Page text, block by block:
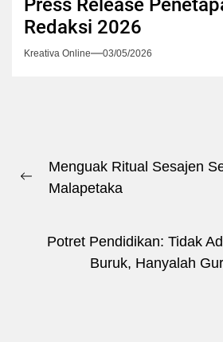
Press Release
Redaksi 2026
Kreativa Online 03/05/2026
pos
Previous
Menguak Ritual Sesajen
Malapetaka
Potret Pendidikan: Tidak
Buruk, Hanyalah